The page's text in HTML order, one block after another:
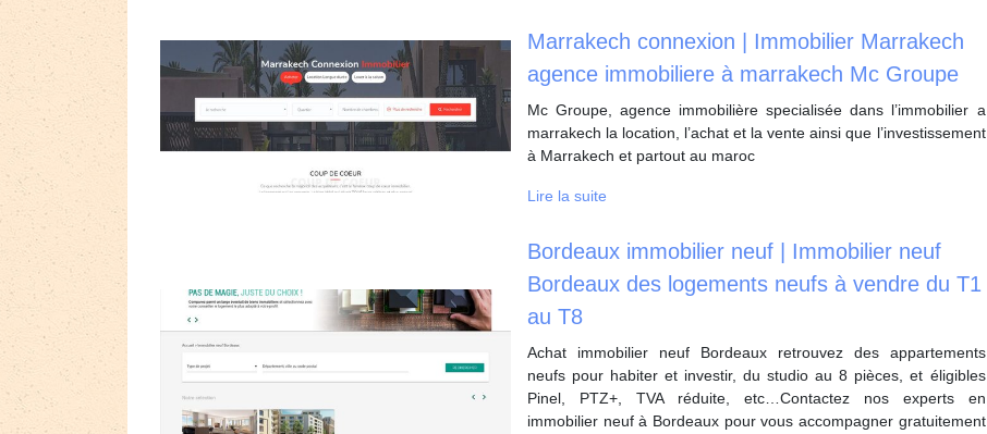
Marrakech connexion | Immobilier Marrakech
agence immobiliere à marrakech Mc Groupe
Mc Groupe, agence immobilière specialisée dans l’immobilier a
marrakech la location, l’achat et la vente ainsi que l’investissement
à Marrakech et partout au maroc
Lire la suite
Bordeaux immobilier neuf | Immobilier neuf
Bordeaux des logements neufs à vendre du T1
au T8
Achat immobilier neuf Bordeaux retrouvez des appartements
neufs pour habiter et investir, du studio au 8 pièces, et éligibles
Pinel, PTZ+, TVA réduite, etc…Contactez nos experts en
immobilier neuf à Bordeaux pour vous accompagner gratuitement